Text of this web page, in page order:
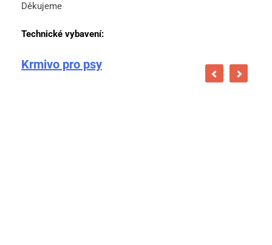
Děkujeme
Technické vybavení:
Krmivo pro psy